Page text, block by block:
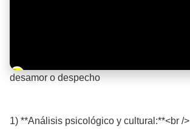
Barra de progreso de la reproducción
desamor o despecho
1) **Análisis psicológico y cultural:**<br />